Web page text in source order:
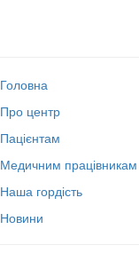
Головна
Про центр
Пацієнтам
Медичним працівникам
Наша гордість
Новини